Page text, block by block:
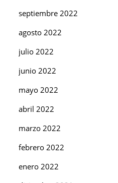
septiembre 2022
agosto 2022
julio 2022
junio 2022
mayo 2022
abril 2022
marzo 2022
febrero 2022
enero 2022